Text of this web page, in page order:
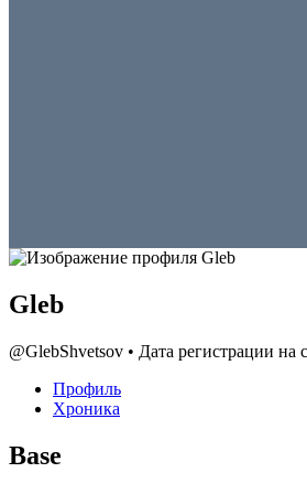
Gleb
@GlebShvetsov • Дата регистрации на
Профиль
Хроника
Base